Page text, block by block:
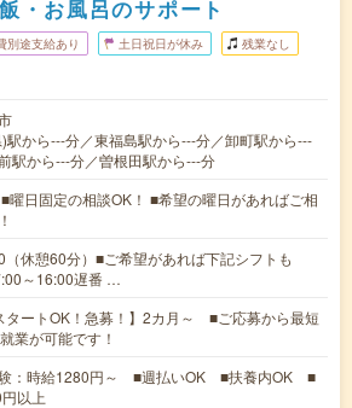
・お風呂のサポート
別途支給あり 土日祝日が休み 残業なし
駅から---分／東福島駅から---分／卸町駅から---
駅から---分／曽根田駅から---分
曜日固定の相談OK！ ■希望の曜日があればご相
休憩60分）■ご希望があれば下記シフトも
～16:00遅番 …
タートOK！急募！】2カ月～ ■ご応募から最短
業が可能です！
：時給1280円～ ■週払いOK ■扶養内OK ■
以上